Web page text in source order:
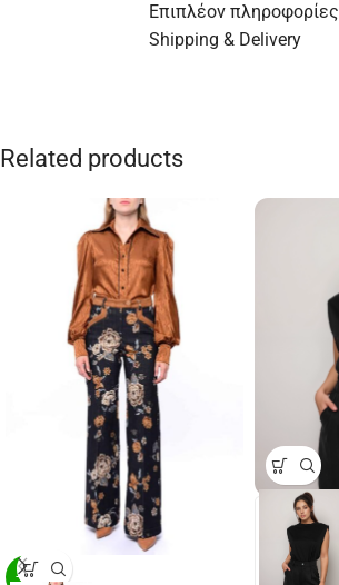
Επιπλέον πληροφορίες
Shipping & Delivery
Related products
-29%